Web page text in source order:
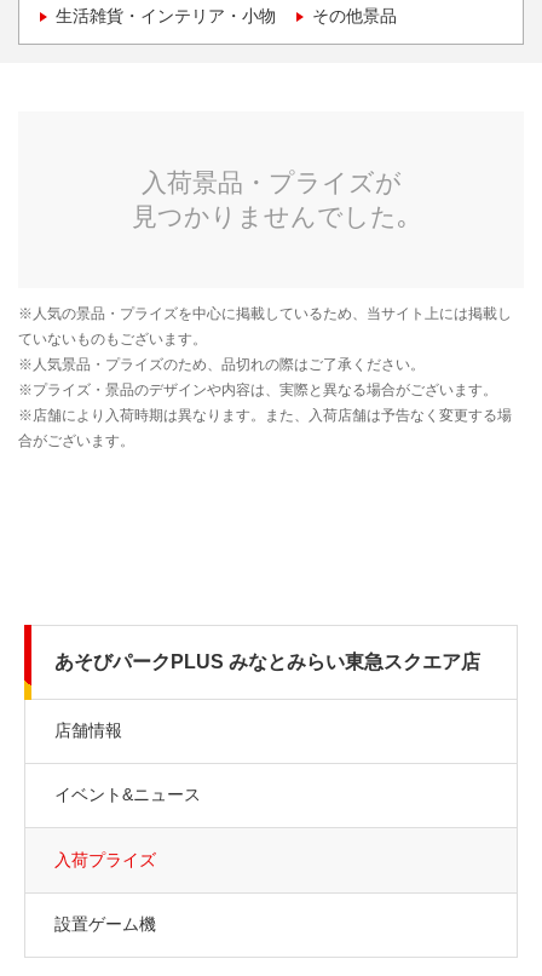
生活雑貨・インテリア・小物 その他景品
あそびパークPLUS みなとみらい東急スクエア店
店舗情報
イベント&ニュース
入荷プライズ
設置ゲーム機